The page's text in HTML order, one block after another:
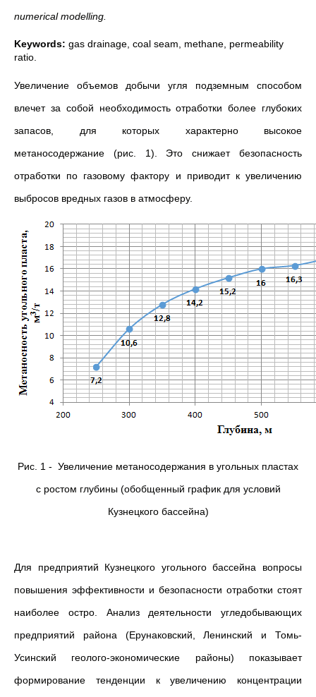
numerical modelling.
Keywords: gas drainage, coal seam, methane, permeability
ratio.
Увеличение объемов добычи угля подземным способом
влечет за собой необходимость отработки более глубоких
запасов, для которых характерно высокое
метаносодержание (рис. 1). Это снижает безопасность
отработки по газовому фактору и приводит к увеличению
выбросов вредных газов в атмосферу.
Рис. 1 - Увеличение метаносодержания в угольных пластах
с ростом глубины (обобщенный график для условий
Кузнецкого бассейна)
Для предприятий Кузнецкого угольного бассейна вопросы
повышения эффективности и безопасности отработки стоят
наиболее остро. Анализ деятельности угледобывающих
предприятий района (Ерунаковский, Ленинский и Томь-
Усинский геолого-экономические районы) показывает
формирование тенденции к увеличению концентрации